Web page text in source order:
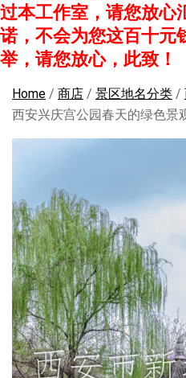
过本工作室，请您放心
诺，不会为您这百十元
举，请您放心，此致！
Home / 商店 / 景区地名分类 /
西安兴庆宫公园春天的绿色景